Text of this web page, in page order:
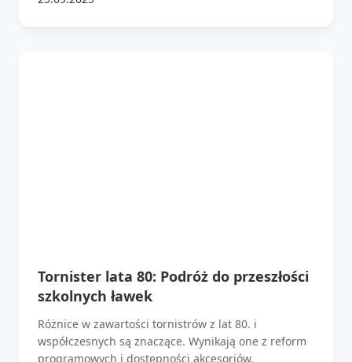
Tornister lata 80: Podróż do przeszłości
szkolnych ławek
Różnice w zawartości tornistrów z lat 80. i
współczesnych są znaczące. Wynikają one z reform
programowych i dostępności akcesoriów.